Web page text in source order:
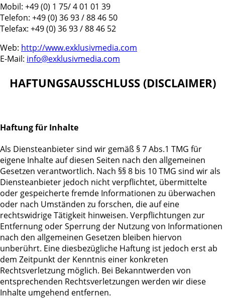
Mobil: +49 (0) 1 75/ 4 01 01 39
Telefon: +49 (0) 36 93 / 88 46 50
Telefax: +49 (0) 36 93 / 88 46 52
Web: http://www.exklusivmedia.com
E-Mail: info@exklusivmedia.com
HAFTUNGSAUSSCHLUSS (DISCLAIMER)
Haftung für Inhalte
Als Diensteanbieter sind wir gemäß § 7 Abs.1 TMG für
eigene Inhalte auf diesen Seiten nach den allgemeinen
Gesetzen verantwortlich. Nach §§ 8 bis 10 TMG sind wir als
Diensteanbieter jedoch nicht verpflichtet, übermittelte
oder gespeicherte fremde Informationen zu überwachen
oder nach Umständen zu forschen, die auf eine
rechtswidrige Tätigkeit hinweisen. Verpflichtungen zur
Entfernung oder Sperrung der Nutzung von Informationen
nach den allgemeinen Gesetzen bleiben hiervon
unberührt. Eine diesbezügliche Haftung ist jedoch erst ab
dem Zeitpunkt der Kenntnis einer konkreten
Rechtsverletzung möglich. Bei Bekanntwerden von
entsprechenden Rechtsverletzungen werden wir diese
Inhalte umgehend entfernen.